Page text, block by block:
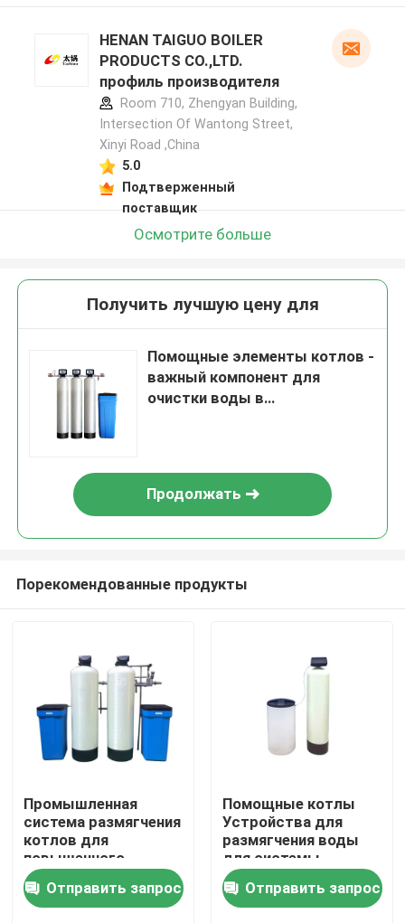
Дом
Продукты
Видео
HENAN TAIGUO BOILER
PRODUCTS CO.,LTD.
профиль производителя
Room 710, Zhengyan Building,
Intersection Of Wantong Street,
Xinyi Road ,China
5.0
Подтверженный
поставщик
Осмотрите больше
Получить лучшую цену для
Помощные элементы котлов -
важный компонент для
очистки воды в
Продолжать
Порекомендованные продукты
Промышленная
система размягчения
котлов для
повышенного
контроля
стабильного
водоснабжения
Отправить запрос
Помощные котлы
Устройства для
размягчения воды
для системы
очистки воды
Отправить запрос